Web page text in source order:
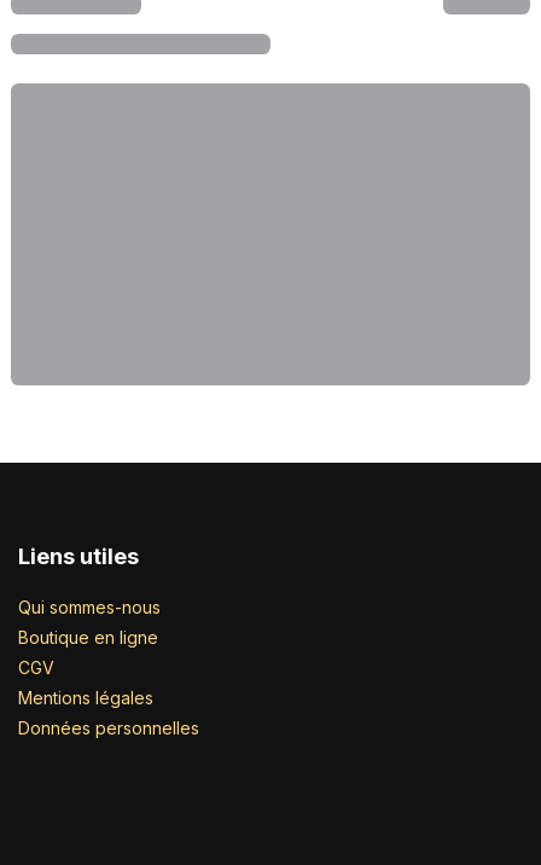
Liens utiles
Qui sommes-nous
Boutique en ligne
CGV
Mentions légales
Données personnelles